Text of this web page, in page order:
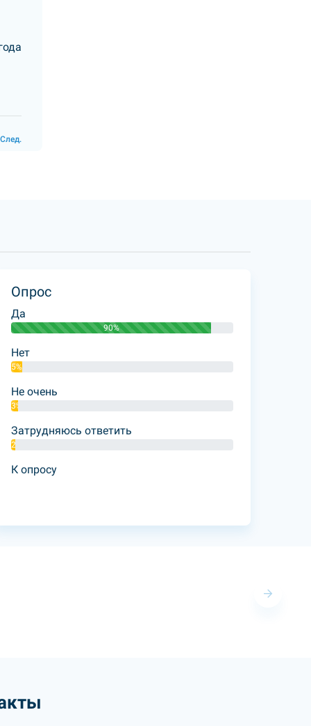
След.
Опрос
Да
90%
Нет
5%
Не очень
3%
Затрудняюсь ответить
2%
К опросу